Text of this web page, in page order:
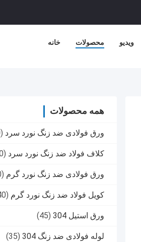
خانه محصولات ویدیو
همه محصولات
ورق فولادی ضد زنگ نورد سرد (70)
کلاف فولاد ضد زنگ نورد سرد (70)
ورق فولادی ضد زنگ نورد گرم (60)
کویل فولاد ضد زنگ نورد گرم (40)
ورق استیل 304 (45)
لوله فولادی ضد زنگ 304 (35)